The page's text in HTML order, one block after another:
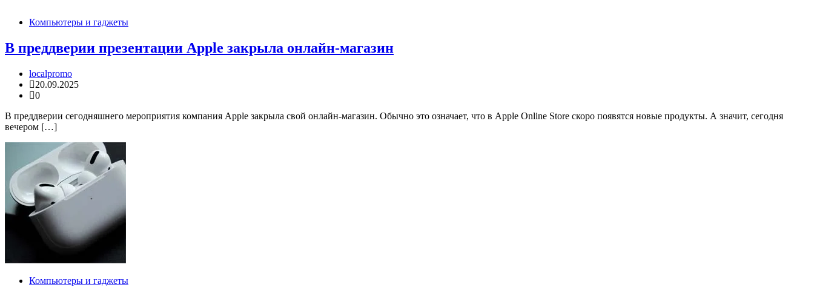
Компьютеры и гаджеты
В преддверии презентации Apple закрыла онлайн-магазин
localpromo
20.09.2025
0
В преддверии сегодняшнего мероприятия компания Apple закрыла свой онлайн-магазин. Обычно это означает, что в Apple Online Store скоро появятся новые продукты. А значит, сегодня
вечером […]
Компьютеры и гаджеты